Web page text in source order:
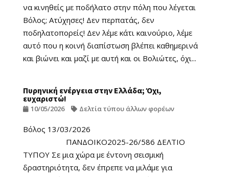
να κινηθείς με ποδήλατο στην πόλη που λέγεται
Βόλος; Ατύχησες! Δεν περπατάς, δεν
ποδηλατοπορείς! Δεν λέμε κάτι καινούριο, λέμε
αυτό που η κοινή διαπίστωση βλέπει καθημερινά
και βιώνει και μαζί με αυτή και οι Βολιώτες, όχι...
Πυρηνική ενέργεια στην Ελλάδα; Όχι,
ευχαριστώ!
10/05/2026 Δελτία τύπου άλλων φορέων
Βόλος 13/03/2026
ΠΑΝΔΟΙΚΟ2025-26/586 ΔΕΛΤΙΟ
ΤΥΠΟΥ Σε μια χώρα με έντονη σεισμική
δραστηριότητα, δεν έπρεπε να μιλάμε για